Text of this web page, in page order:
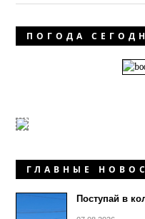
ПОГОДА
ГЛАВНЫЕ
Поступай в